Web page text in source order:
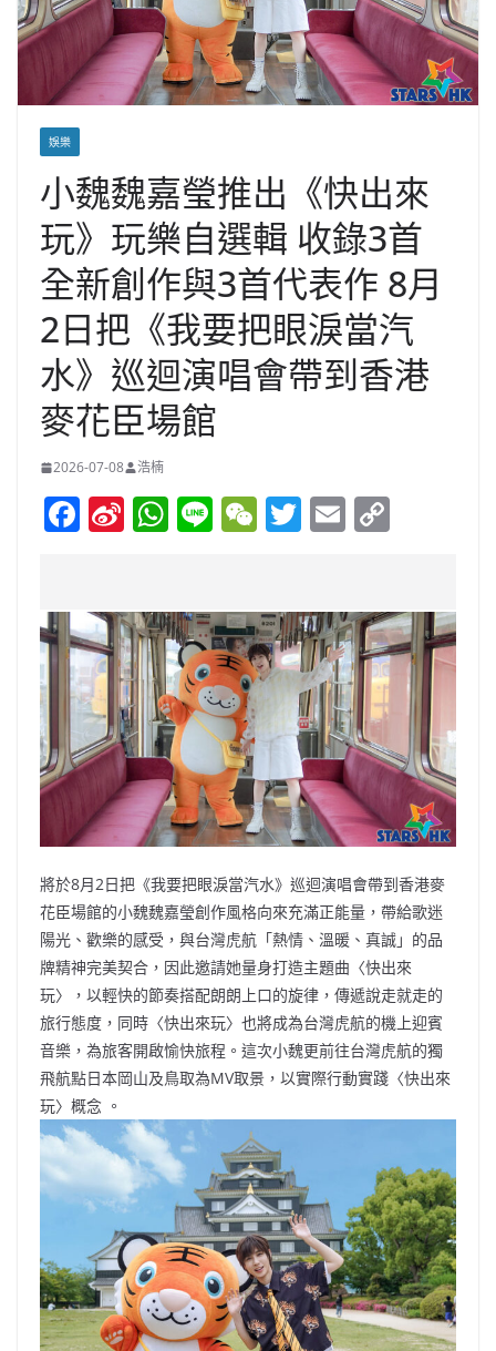
娛樂
小魏魏嘉瑩推出《快出來
玩》玩樂自選輯 收錄3首
全新創作與3首代表作 8月
2日把《我要把眼淚當汽
水》巡迴演唱會帶到香港
麥花臣場館
2026-07-08 浩楠
F
e
b
o
o
k
Si
W
ei
b
o
W
s
A
p
p
Li W
h
at
T
er
E
l y
Li
n
k
將於8月2日把《我要把眼淚當汽水》巡迴演唱會帶到香港麥
花臣場館的小魏魏嘉瑩創作風格向來充滿正能量，帶給歌迷
陽光、歡樂的感受，與台灣虎航「熱情、溫暖、真誠」的品
牌精神完美契合，因此邀請她量身打造主題曲〈快出來
玩〉，以輕快的節奏搭配朗朗上口的旋律，傳遞說走就走的
旅行態度，同時〈快出來玩〉也將成為台灣虎航的機上迎賓
音樂，為旅客開啟愉快旅程。這次小魏更前往台灣虎航的獨
飛航點日本岡山及鳥取為MV取景，以實際行動實踐〈快出來
玩〉概念 。